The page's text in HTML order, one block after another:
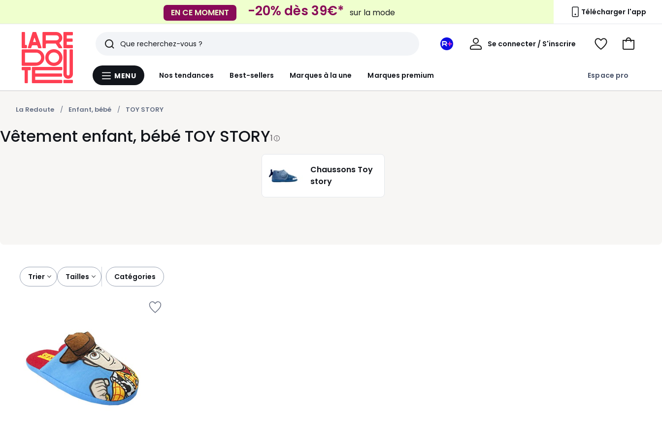
EN CE MOMENT -20% dès 39€* sur la mode
FACILE !
Livraison en Locker Mondial Relay pour vos petits articles
Télécharger l'app
Menu
MENU Nos tendances Best-sellers Marques à la une Marques premium Espace pro
Rechercher
Derniers
articles
vus
Mon
Se connecter / S'inscrire
Mon
Voir
Voir
La Redoute Enfant, bébé TOY STORY
Vêtement enfant, bébé TOY STORY1
Chaussons Toy
story
Trier tailles catégories